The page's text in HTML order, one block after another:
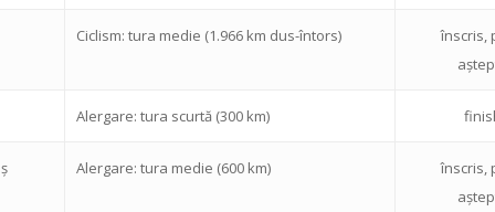
Ciclism: tura medie (1.966 km dus-întors)
înscris,
Alergare: tura scurtă (300 km)
Alergare: tura medie (600 km)
înscris,